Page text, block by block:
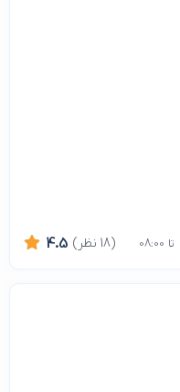
تا 08:00 4.5 (18 نظر)